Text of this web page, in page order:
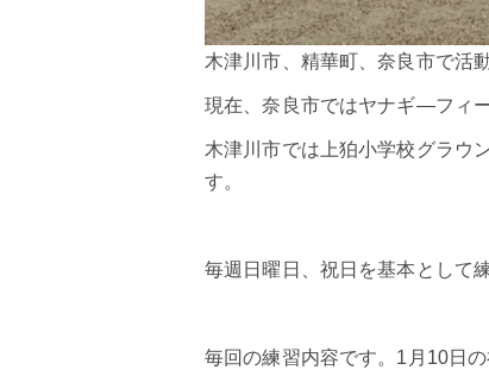
木津川市、精華町、奈良市で活
現在、奈良市ではヤナギ―フィ
木津川市では上狛小学校グラウ
す。
毎週日曜日、祝日を基本として
毎回の練習内容です。1月10日